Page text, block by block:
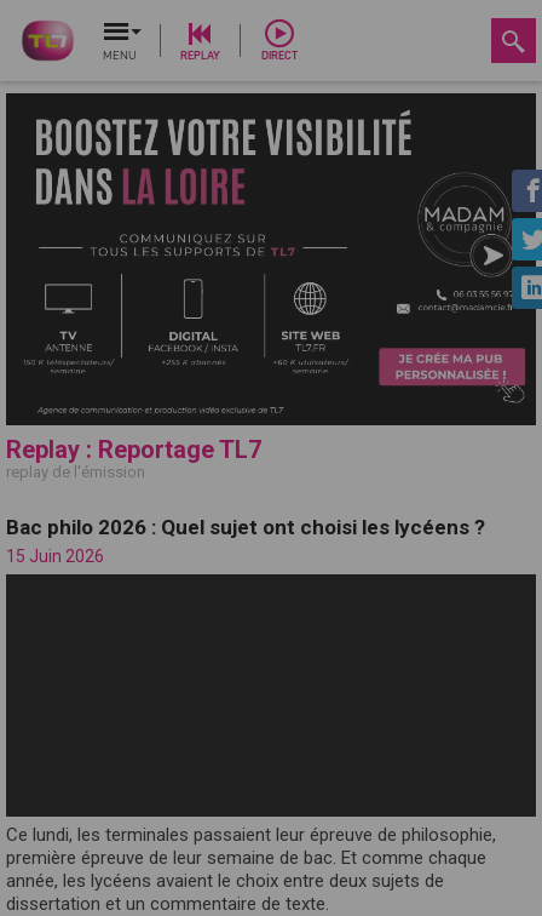
MENU REPLAY DIRECT
Replay : Reportage TL7
replay de l'émission
Bac philo 2026 : Quel sujet ont choisi les lycéens ?
15 Juin 2026
Ce lundi, les terminales passaient leur épreuve de philosophie,
première épreuve de leur semaine de bac. Et comme chaque
année, les lycéens avaient le choix entre deux sujets de
dissertation et un commentaire de texte.